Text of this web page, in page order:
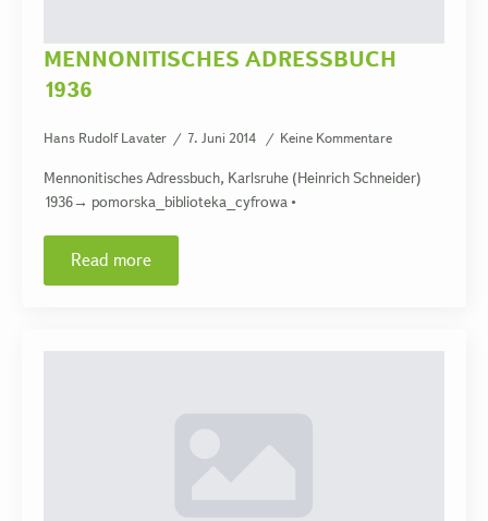
MENNONITISCHES ADRESSBUCH
1936
Hans Rudolf Lavater 7. Juni 2014 Keine Kommentare
Mennonitisches Adressbuch, Karlsruhe (Heinrich Schneider)
1936→ pomorska_biblioteka_cyfrowa •
Read more